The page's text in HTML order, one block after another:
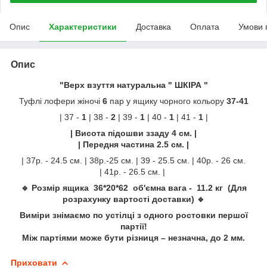
Опис Характеристики Доставка Оплата Умови
Опис
"Верх взуття натуральна " ШКІРА "
Туфлі лофери жіночі 6пар у ящику чорного кольору 37-41
| 37 - 1| 38 - 2| 39 - 1| 40 - 1| 41 - 1|
| Висота підошви ззаду 4 см. |
| Передня частина 2.5 см. |
| 37р. - 24.5 см. | 38р.-25 см. | 39 - 25.5 см. | 40р. - 26 см.
| 41р. - 26.5 см. |
🔹 Розмір ящика 36*20*62 об'ємна вага - 11.2 кг (Для
розрахунку вартості доставки) 🔹
Виміри знімаємо по устілці з одного ростовки першої
партії!
Між партіями може бути різниця – незначна, до 2 мм.
Приховати